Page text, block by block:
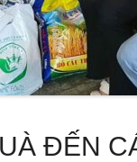
ĐẾN